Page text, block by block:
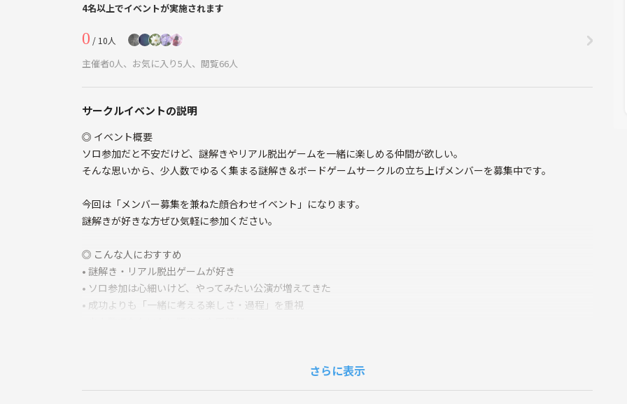
4名以上でイベントが実施されます
0 / 10人
主催者0人、お気に入り5人、閲覧66人
サークルイベントの説明
◎ イベント概要
ソロ参加だと不安だけど、謎解きやリアル脱出ゲームを一緒に楽しめる仲間が欲しい。
そんな思いから、少人数でゆるく集まる謎解き＆ボードゲームサークルの立ち上げメンバーを募集中です。
今回は「メンバー募集を兼ねた顔合わせイベント」になります。
謎解きが好きな方ぜひ気軽に参加ください。
◎ こんな人におすすめ
• 謎解き・リアル脱出ゲームが好き
• ソロ参加は心細いけど、やってみたい公演が増えてきた
• 成功よりも「一緒に考える楽しさ・過程」を重視
・5/17(日)
さらに表示